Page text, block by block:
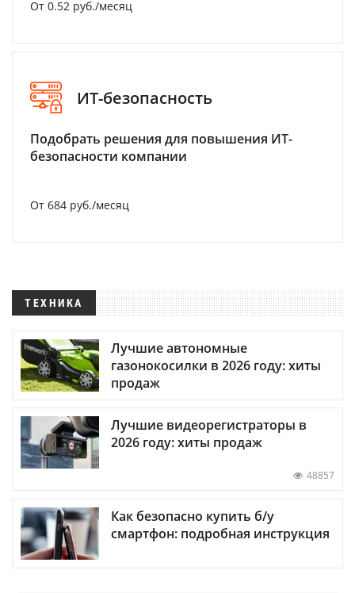
От 0.52 руб./месяц
ИТ-безопасность
Подобрать решения для повышения ИТ-
безопасности компании
От 684 руб./месяц
ТЕХНИКА
Лучшие автономные
газонокосилки в 2026 году: хиты
продаж
Лучшие видеорегистраторы в
2026 году: хиты продаж
48857
Как безопасно купить б/у
смартфон: подробная инструкция